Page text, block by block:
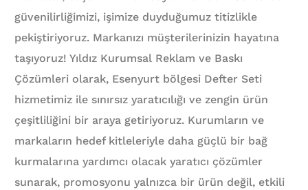
güvenilirliğimizi, işimize duyduğumuz titizlikle
pekiştiriyoruz. Markanızı müşterilerinizin hayatına
taşıyoruz! Yıldız Kurumsal Reklam ve Baskı
Çözümleri olarak, Esenyurt bölgesi Defter Seti
hizmetimiz ile sınırsız yaratıcılığı ve zengin ürün
çeşitliliğini bir araya getiriyoruz. Kurumların ve
markaların hedef kitleleriyle daha güçlü bir bağ
kurmalarına yardımcı olacak yaratıcı çözümler
sunarak, promosyonu yalnızca bir ürün değil, etkili